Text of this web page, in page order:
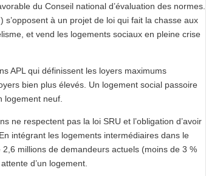
du Conseil national d’évaluation des normes.
à un projet de loi qui fait la chasse aux
et vend les logements sociaux en pleine crise
APL qui définissent les loyers maximums
bien plus élevés. Un logement social passoire
logement neuf.
ne respectent pas la loi SRU et l’obligation d’avoir
intégrant les logements intermédiaires dans le
millions de demandeurs actuels (moins de 3 %
d’un logement.